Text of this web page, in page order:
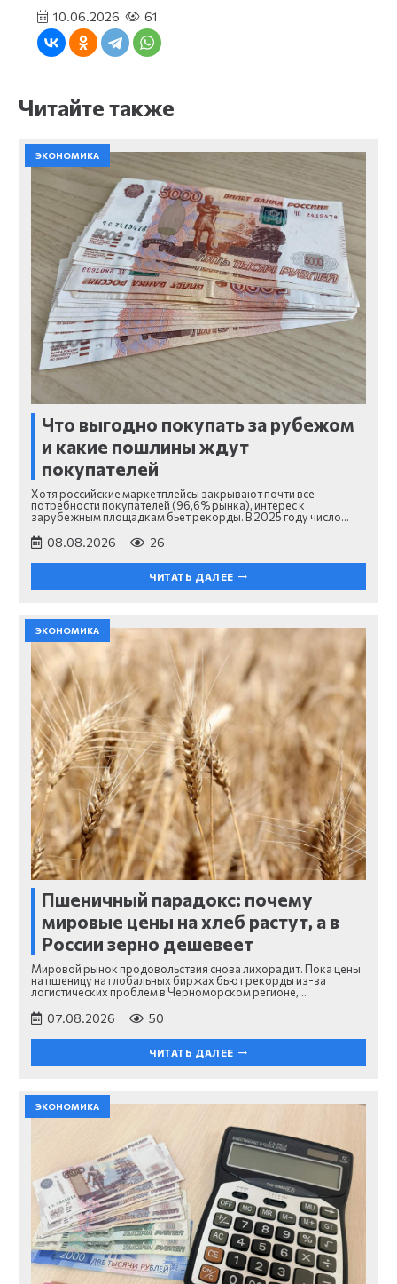
10.06.2026 61
Читайте также
ЭКОНОМИКА
Что выгодно покупать за рубежом
и какие пошлины ждут
покупателей
Хотя российские маркетплейсы закрывают почти все
потребности покупателей (96,6% рынка), интерес к
зарубежным площадкам бьет рекорды. В 2025 году число…
08.08.2026 26
ЧИТАТЬ ДАЛЕЕ
ЭКОНОМИКА
Пшеничный парадокс: почему
мировые цены на хлеб растут, а в
России зерно дешевеет
Мировой рынок продовольствия снова лихорадит. Пока цены
на пшеницу на глобальных биржах бьют рекорды из-за
логистических проблем в Черноморском регионе,…
07.08.2026 50
ЧИТАТЬ ДАЛЕЕ
ЭКОНОМИКА